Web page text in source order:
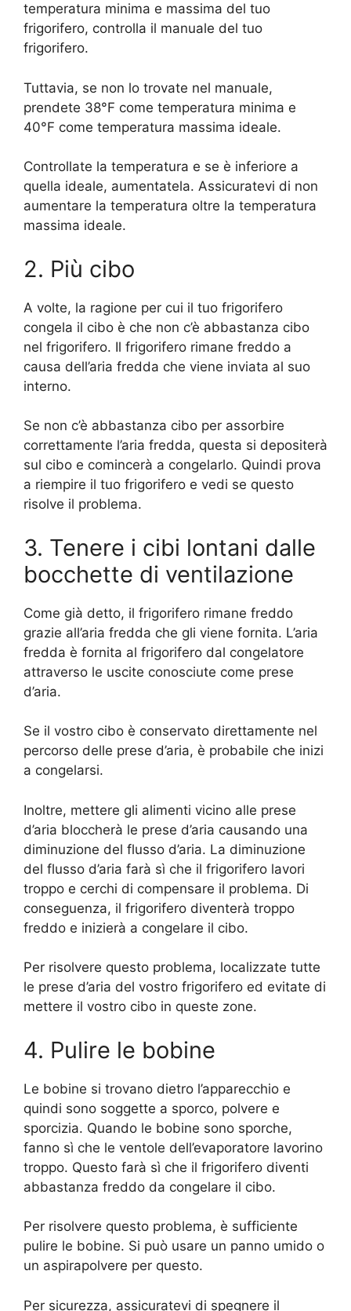
temperatura minima e massima del tuo
frigorifero, controlla il manuale del tuo
frigorifero.
Tuttavia, se non lo trovate nel manuale,
prendete 38°F come temperatura minima e
40°F come temperatura massima ideale.
Controllate la temperatura e se è inferiore a
quella ideale, aumentatela. Assicuratevi di non
aumentare la temperatura oltre la temperatura
massima ideale.
2. Più cibo
A volte, la ragione per cui il tuo frigorifero
congela il cibo è che non c’è abbastanza cibo
nel frigorifero. Il frigorifero rimane freddo a
causa dell’aria fredda che viene inviata al suo
interno.
Se non c’è abbastanza cibo per assorbire
correttamente l’aria fredda, questa si depositerà
sul cibo e comincerà a congelarlo. Quindi prova
a riempire il tuo frigorifero e vedi se questo
risolve il problema.
3. Tenere i cibi lontani dalle
bocchette di ventilazione
Come già detto, il frigorifero rimane freddo
grazie all’aria fredda che gli viene fornita. L’aria
fredda è fornita al frigorifero dal congelatore
attraverso le uscite conosciute come prese
d’aria.
Se il vostro cibo è conservato direttamente nel
percorso delle prese d’aria, è probabile che inizi
a congelarsi.
Inoltre, mettere gli alimenti vicino alle prese
d’aria bloccherà le prese d’aria causando una
diminuzione del flusso d’aria. La diminuzione
del flusso d’aria farà sì che il frigorifero lavori
troppo e cerchi di compensare il problema. Di
conseguenza, il frigorifero diventerà troppo
freddo e inizierà a congelare il cibo.
Per risolvere questo problema, localizzate tutte
le prese d’aria del vostro frigorifero ed evitate di
mettere il vostro cibo in queste zone.
4. Pulire le bobine
Le bobine si trovano dietro l’apparecchio e
quindi sono soggette a sporco, polvere e
sporcizia. Quando le bobine sono sporche,
fanno sì che le ventole dell’evaporatore lavorino
troppo. Questo farà sì che il frigorifero diventi
abbastanza freddo da congelare il cibo.
Per risolvere questo problema, è sufficiente
pulire le bobine. Si può usare un panno umido o
un aspirapolvere per questo.
Per sicurezza, assicuratevi di spegnere il